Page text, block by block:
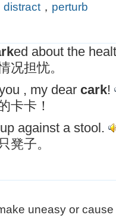
distract ， perturb
ed about the
况担忧。
, my dear cark!
卡卡！
against a stool.
凳子。
uneasy or